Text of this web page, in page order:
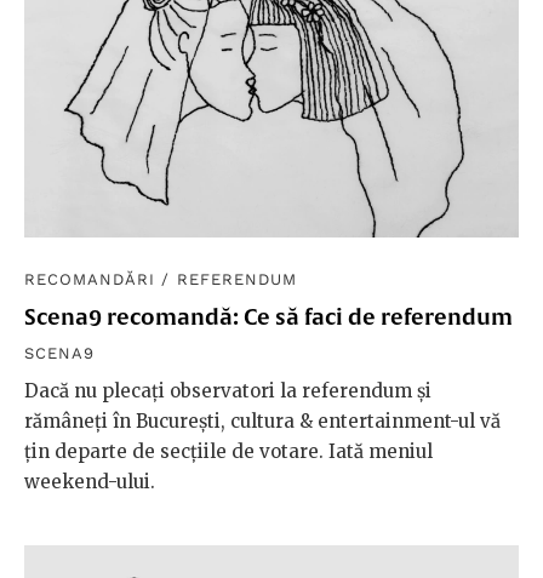
RECOMANDĂRI / REFERENDUM
Scena9 recomandă: Ce să faci de referendum
SCENA9
Dacă nu plecați observatori la referendum şi
rămâneţi în Bucureşti, cultura & entertainment-ul vă
ţin departe de secţiile de votare. Iată meniul
weekend-ului.